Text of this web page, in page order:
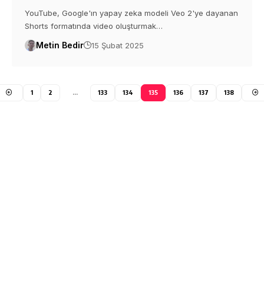
YouTube, Google'ın yapay zeka modeli Veo 2'ye dayanan
Shorts formatında video oluşturmak…
Metin Bedir 15 Şubat 2025
1 2 … 133 134 135 136 137 138